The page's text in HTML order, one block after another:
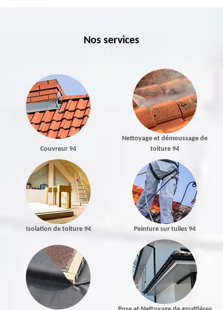
Nos services
Couvreur 94
Nettoyage et démoussage de
toiture 94
Isolation de toiture 94 Peinture sur tuiles 94